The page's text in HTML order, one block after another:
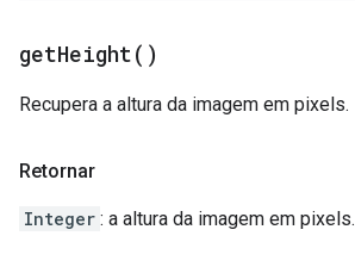
getHeight( )
Recupera a altura da imagem em pixels.
Retornar
Integer : a altura da imagem em pixels.